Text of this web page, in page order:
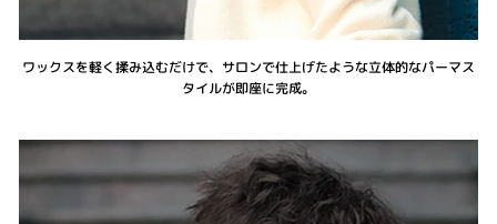
ワックスを軽く揉み込むだけで、サロンで仕上げたような立体的なパーマス
タイルが即座に完成。